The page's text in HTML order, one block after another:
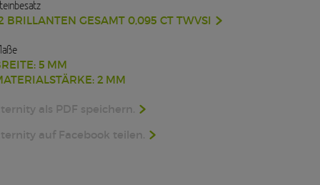
BRILLANTEN GESAMT 0,095 CT TWVSI
5 MM
2 MM
als PDF speichern.
auf Facebook teilen.